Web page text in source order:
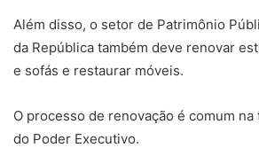
Além disso, o setor de Patrimônio
da República também deve renovar
e sofás e restaurar móveis.
O processo de renovação é comum
do Poder Executivo.